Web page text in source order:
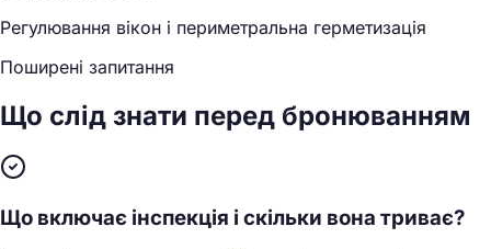
Регулювання вікон і периметральна герметизація
Поширені запитання
Що слід знати перед бронюванням
Що включає інспекція і скільки вона триває?